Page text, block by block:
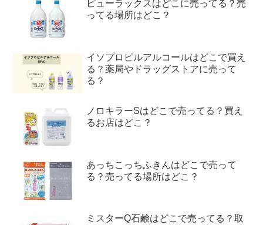
ピューラックスはどこに売ってる？売
ってる場所はどこ？
イソプロピルアルコールはどこで買え
る？薬局やドラッグストアに売って
る？
ノロキラーSはどこで売ってる？買え
るお店はどこ？
あっちこっちふきんはどこで売って
る？売ってる場所はどこ？
ミスターQ石鹸はどこで売ってる？取